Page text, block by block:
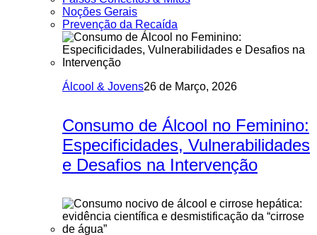
Noções Gerais
Prevenção da Recaída
Álcool & Jovens26 de Março, 2026
Consumo de Álcool no Feminino:
Especificidades, Vulnerabilidades
e Desafios na Intervenção